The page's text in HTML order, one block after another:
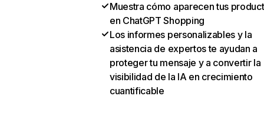
Muestra cómo aparecen tus
en ChatGPT Shopping
Los informes personalizables y la
asistencia de expertos te ayudan a
proteger tu mensaje y a convertir la
visibilidad de la IA en crecimiento
cuantificable